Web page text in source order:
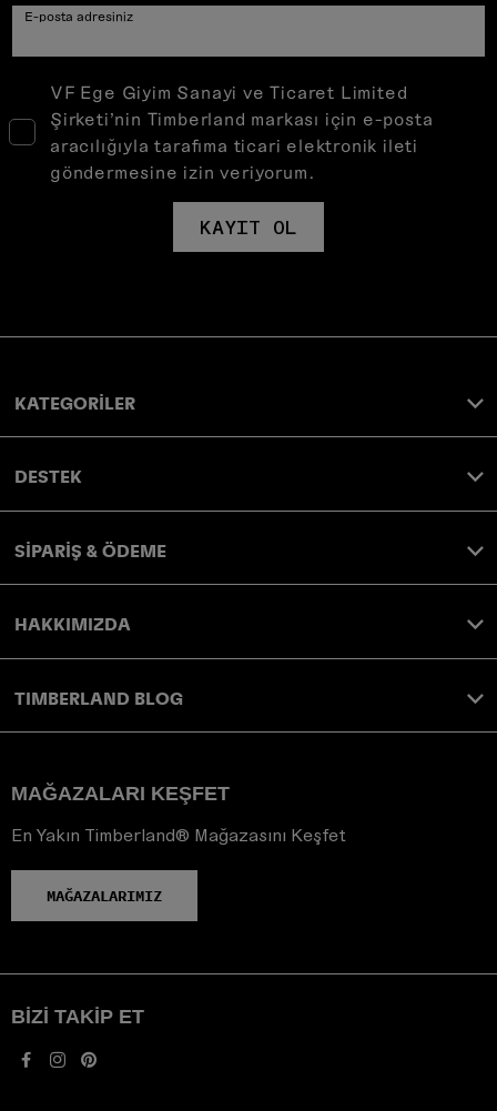
E-posta adresiniz
VF Ege Giyim Sanayi ve Ticaret Limited
Şirketi’nin Timberland markası için e-posta
aracılığıyla tarafıma ticari elektronik ileti
göndermesine izin veriyorum.
KAYIT OL
KATEGORİLER
DESTEK
SİPARİŞ & ÖDEME
HAKKIMIZDA
TIMBERLAND BLOG
MAĞAZALARI KEŞFET
En Yakın Timberland® Mağazasını Keşfet
MAĞAZALARIMIZ
BIZI TAKIP ET